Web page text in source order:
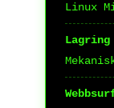
Linux